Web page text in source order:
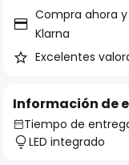
Compra ahora
Klarna
Excelentes
Información de
Tiempo de
LED integrado